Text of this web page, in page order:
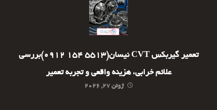
تعمیر گیربکس CVT نیسان(5513 154 0912)بررسی
علائم خرابی، هزینه واقعی و تجربه تعمیر
ژوئن ۲۷, ۲۰۲۶